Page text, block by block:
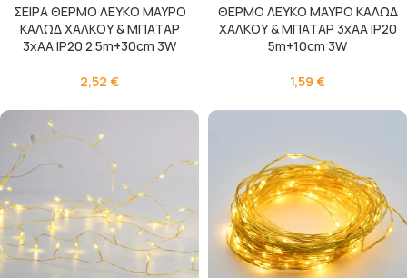
ΣΕΙΡΑ ΘΕΡΜΟ ΛΕΥΚΟ ΜΑΥΡΟ
ΚΑΛΩΔ ΧΑΛΚΟΥ & ΜΠΑΤΑΡ
3xAA IP20 2.5m+30cm 3W
2,52 €
ΘΕΡΜΟ ΛΕΥΚΟ ΜΑΥΡΟ ΚΑΛΩΔ
ΧΑΛΚΟΥ & ΜΠΑΤΑΡ 3xAA IP20
5m+10cm 3W
1,59 €